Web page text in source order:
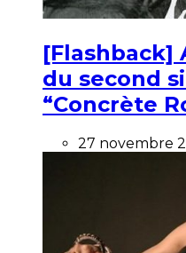
[Flashback]
du second
“Concrète
27 novembre